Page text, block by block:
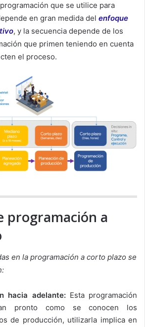
que se utilice para
en gran medida del enfoque
, y la secuencia depende de los
que primen teniendo en cuenta
el proceso.
programación a
en la programación a corto plazo se
hacia adelante:Esta programación
pronto como se conocen los
de producción, utilizarla implica en